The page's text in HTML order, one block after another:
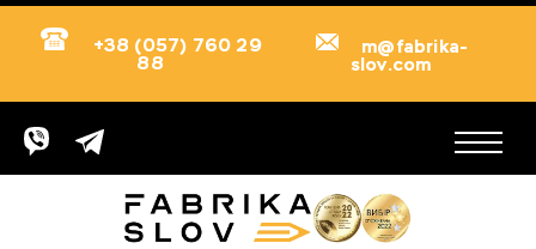
+38 (057) 760 29
88
m@fabrika-
slov.com